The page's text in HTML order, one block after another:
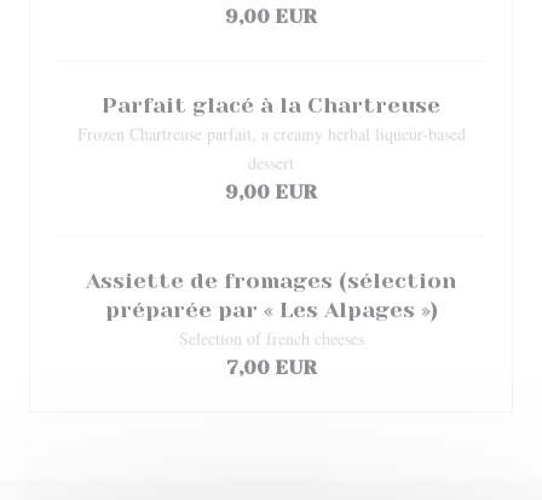
9,00 EUR
Parfait glacé à la Chartreuse
Frozen Chartreuse parfait, a creamy herbal liqueur-based
dessert
9,00 EUR
Assiette de fromages (sélection
préparée par « Les Alpages »)
Selection of french cheeses
7,00 EUR